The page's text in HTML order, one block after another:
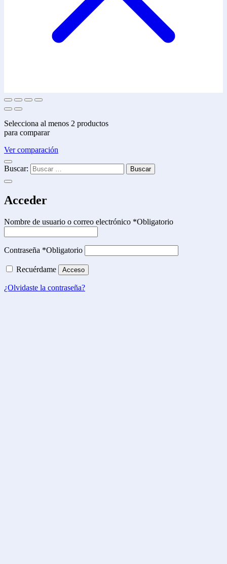
Selecciona al menos 2 productos
para comparar
Ver comparación
Buscar:
Acceder
Nombre de usuario o correo electrónico *Obligatorio
Contraseña *Obligatorio
Recuérdame Acceso
¿Olvidaste la contraseña?